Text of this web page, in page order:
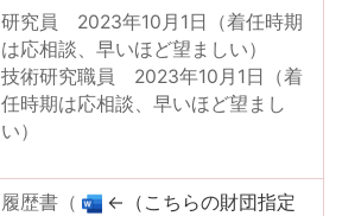
研究員 2023年10月1日（着任時期
は応相談、早いほど望ましい）
技術研究職員 2023年10月1日（着
任時期は応相談、早いほど望まし
い）
履歴書（
←（こちらの財団指定